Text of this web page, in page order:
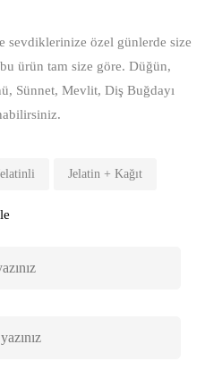
sevdiklerinize özel günlerde size
ürün tam size göre. Düğün,
Sünnet, Mevlit, Diş Buğdayı
Jelatin + Kağıt